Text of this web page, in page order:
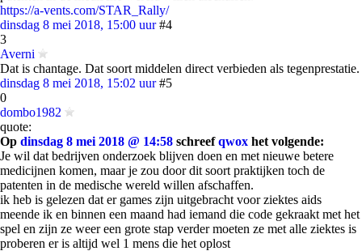
https://a-vents.com/STAR_Rally/
dinsdag 8 mei 2018, 15:00 uur #4
3
Averni
Dat is chantage. Dat soort middelen direct verbieden als tegenprestatie.
dinsdag 8 mei 2018, 15:02 uur #5
0
dombo1982
quote:
Op dinsdag 8 mei 2018 @ 14:58 schreefqwox het volgende:
Je wil dat bedrijven onderzoek blijven doen en met nieuwe betere
medicijnen komen, maar je zou door dit soort praktijken toch de
patenten in de medische wereld willen afschaffen.
ik heb is gelezen dat er games zijn uitgebracht voor ziektes aids
meende ik en binnen een maand had iemand die code gekraakt met het
spel en zijn ze weer een grote stap verder moeten ze met alle ziektes is
proberen er is altijd wel 1 mens die het oplost